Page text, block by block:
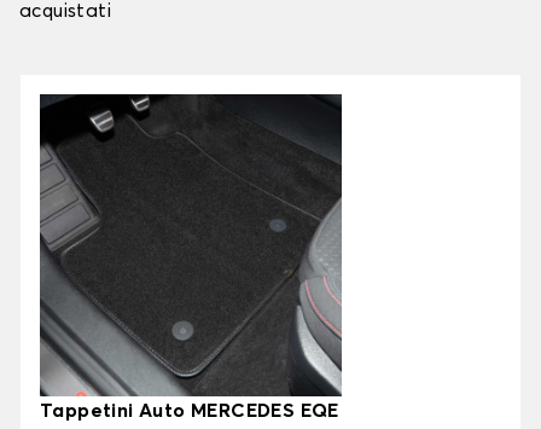
acquistati
Tappetini Auto MERCEDES EQE